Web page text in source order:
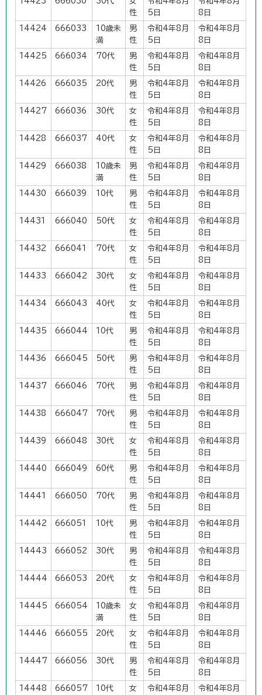
性
5日
8日
14424 666033
10歳未
満
男
性
令和4年8月
5日
令和4年8月
8日
14425 666034 70代
男
性
令和4年8月
5日
令和4年8月
8日
14426 666035 20代
男
性
令和4年8月
5日
令和4年8月
8日
14427 666036 30代
女
性
令和4年8月
5日
令和4年8月
8日
14428 666037 40代
女
性
令和4年8月
5日
令和4年8月
8日
14429 666038
10歳未
満
男
性
令和4年8月
5日
令和4年8月
8日
14430 666039 10代
男
性
令和4年8月
5日
令和4年8月
8日
14431 666040 50代
女
性
令和4年8月
5日
令和4年8月
8日
14432 666041 70代
女
性
令和4年8月
5日
令和4年8月
8日
14433 666042 30代
女
性
令和4年8月
5日
令和4年8月
8日
14434 666043 40代
女
性
令和4年8月
5日
令和4年8月
8日
14435 666044 10代
男
性
令和4年8月
5日
令和4年8月
8日
14436 666045 50代
男
性
令和4年8月
5日
令和4年8月
8日
14437 666046 70代
男
性
令和4年8月
5日
令和4年8月
8日
14438 666047 70代
男
性
令和4年8月
5日
令和4年8月
8日
14439 666048 30代
女
性
令和4年8月
5日
令和4年8月
8日
14440 666049 60代
男
性
令和4年8月
5日
令和4年8月
8日
14441 666050 70代
男
性
令和4年8月
5日
令和4年8月
8日
14442 666051 10代
男
性
令和4年8月
5日
令和4年8月
8日
14443 666052 30代
男
性
令和4年8月
5日
令和4年8月
8日
14444 666053 20代
女
性
令和4年8月
5日
令和4年8月
8日
14445 666054
10歳未
満
女
性
令和4年8月
5日
令和4年8月
8日
14446 666055 20代
女
性
令和4年8月
5日
令和4年8月
8日
14447 666056 30代
男
性
令和4年8月
5日
令和4年8月
8日
14448 666057 10代
女
令和4年8月
令和4年8月